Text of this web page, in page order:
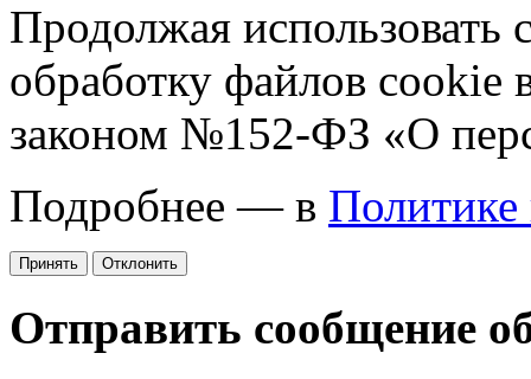
Продолжая использовать
обработку файлов cookie
законом №152-ФЗ «О
Подробнее — в Политике
Принять Отклонить
Отправить сообщение